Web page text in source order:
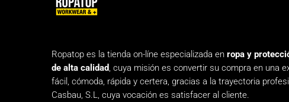
Ropatop es la tienda on-líne especializada en ropa y
de alta calidad, cuya misión es convertir su compra en una
fácil, cómoda, rápida y certera, gracias a la trayectoria
Casbau, S.L, cuya vocación es satisfacer al cliente.